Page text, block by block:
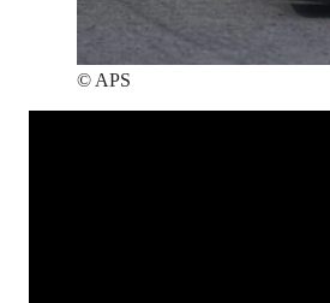
© APS